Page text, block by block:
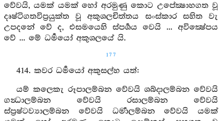
වේවයි, යමක් යමක් හෝ අරමුණු කොට උපේක්‍ෂාහගත වූ
දෘෂ්ටිගතවිප්‍රයුක්ත වූ අකුශලචිත්තය සංස්කාර සහිත වැ
උපදනේ වේ ද, එසමයෙහි ස්පර්‍ශය වෙයි ... අවික්‍ෂේපය
වේ ... මේ ධර්‍මයෝ අකුශලයේ යි.
177
414. කවර ධර්‍මයෝ අකුසල්හ යත්:
යම් කලෙකැ රූපාලම්බන වේවයි ශබ්දාලම්බන වේවයි
ගන්‍ධාලම්බන වේවයි රසාලම්බන වේවයි
ස්ප්‍රෂ්ටව්‍යාලම්බන වේවයි ධර්‍මාලම්බන වේවයි යමක්